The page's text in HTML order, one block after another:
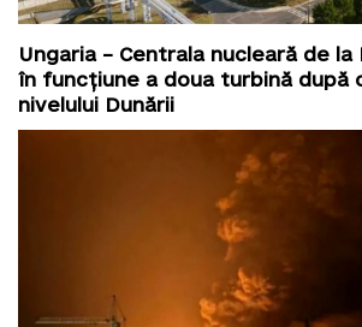
Ungaria – Centrala nucleară de la
în funcțiune a doua turbină după
nivelului Dunării